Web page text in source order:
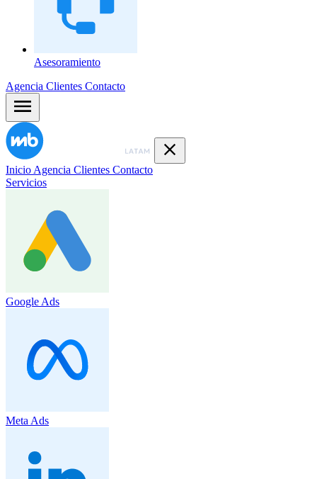
Asesoramiento
Agencia Clientes Contacto
Inicio Agencia Clientes Contacto
Servicios
Google Ads
Meta Ads